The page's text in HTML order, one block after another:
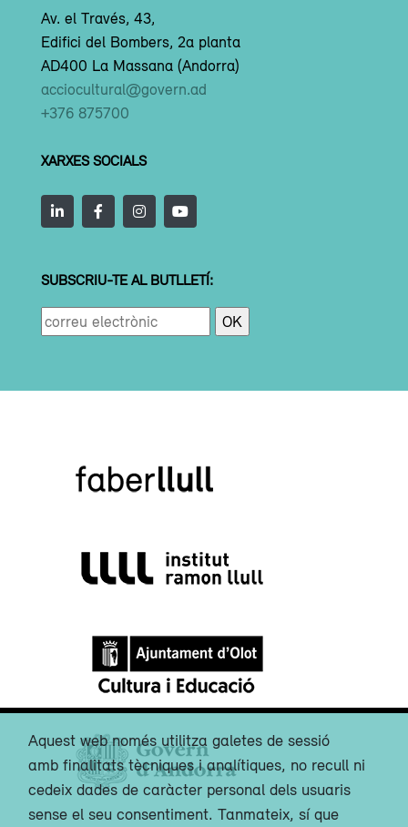
Av. el Través, 43,
Edifici del Bombers, 2a planta
AD400 La Massana (Andorra)
acciocultural@govern.ad
+376 875700
XARXES SOCIALS
SUBSCRIU-TE AL BUTLLETÍ:
Aquest web només utilitza galetes de sessió
amb finalitats tècniques i analítiques, no recull ni
cedeix dades de caràcter personal dels usuaris
sense el seu consentiment. Tanmateix, sí que